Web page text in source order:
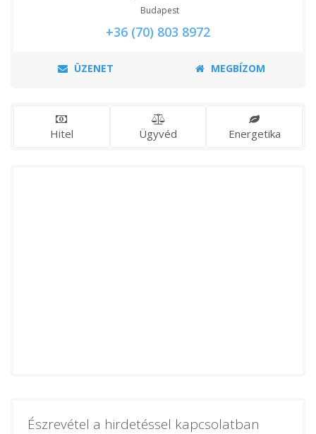
Budapest
+36 (70) 803 8972
ÜZENET MEGBÍZOM
Hitel Ügyvéd Energetika
Észrevétel a hirdetéssel kapcsolatban